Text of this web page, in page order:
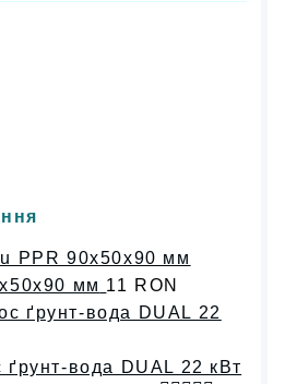
мм 11 RON
вода DUAL 22 кВт